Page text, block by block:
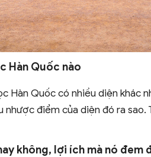
Hàn Quốc nào
Hàn Quốc có nhiều diện khác
nhược điểm của diện đó ra
không, lợi ích mà nó đem